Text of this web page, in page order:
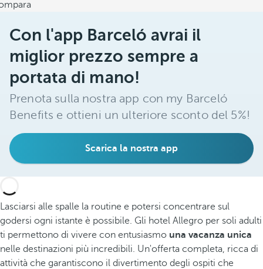
Con l'app Barceló avrai il
miglior prezzo sempre a
portata di mano!
Prenota sulla nostra app con my Barceló
Benefits e ottieni un ulteriore sconto del 5%!
Scarica la nostra app
Lasciarsi alle spalle la routine e potersi concentrare sul
godersi ogni istante è possibile. Gli hotel Allegro per soli adulti
ti permettono di vivere con entusiasmo una vacanza unica
nelle destinazioni più incredibili. Un'offerta completa, ricca di
attività che garantiscono il divertimento degli ospiti che